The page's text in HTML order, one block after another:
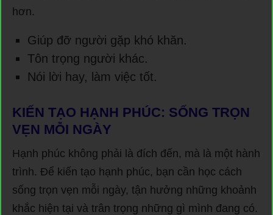
hơn.
Giúp đỡ người gặp khó khăn.
Tôn trọng người khác.
Nói lời hay, làm việc tốt.
KIẾN TẠO HẠNH PHÚC: SỐNG TRỌN
VẸN MỖI NGÀY
Hạnh phúc không phải là đích đến, mà là một hành
trình. Để kiến tạo hạnh phúc, bạn cần học cách
sống trọn vẹn mỗi ngày, tận hưởng những khoảnh
khắc hiện tại và trân trọng những gì mình đang có.